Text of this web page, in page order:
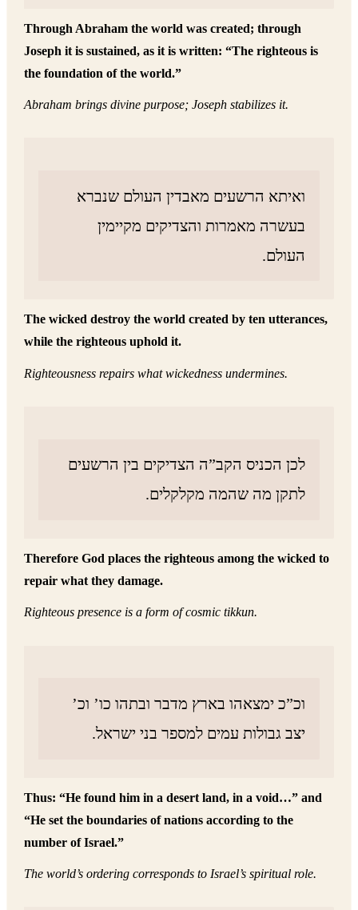
Through Abraham the world was created; through
Joseph it is sustained, as it is written: “The righteous is
the foundation of the world.”
Abraham brings divine purpose; Joseph stabilizes it.
ואיתא הרשעים מאבדין העולם שנברא
בעשרה מאמרות והצדיקים מקיימין
העולם.
The wicked destroy the world created by ten utterances,
while the righteous uphold it.
Righteousness repairs what wickedness undermines.
לכן הכניס הקב”ה הצדיקים בין הרשעים
לתקן מה שהמה מקלקלים.
Therefore God places the righteous among the wicked to
repair what they damage.
Righteous presence is a form of cosmic tikkun.
וכ”כ ימצאהו בארץ מדבר ובתהו כו’ וכ’
יצב גבולות עמים למספר בני ישראל.
Thus: “He found him in a desert land, in a void…” and
“He set the boundaries of nations according to the
number of Israel.”
The world’s ordering corresponds to Israel’s spiritual role.